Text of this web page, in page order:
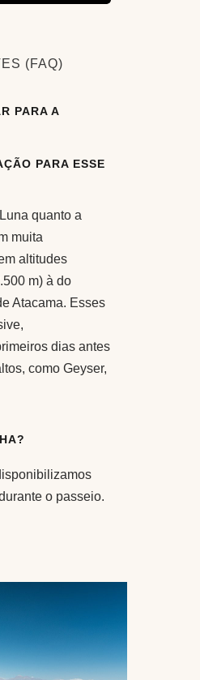
(FAQ)
PARA A
PARA ESSE
quanto a
muita
altitudes
m) à do
Atacama. Esses
dias antes
como Geyser,
o passeio.